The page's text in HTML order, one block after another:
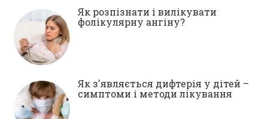
Як розпізнати і вилікувати
фолікулярну ангіну?
Як з'являється дифтерія у дітей –
симптоми і методи лікування